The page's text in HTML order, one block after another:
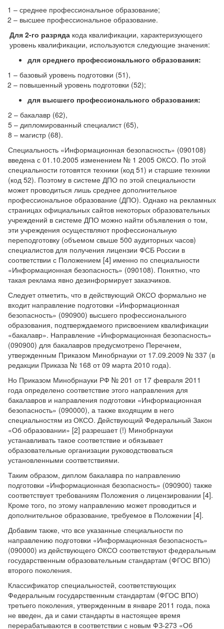
1 – среднее профессиональное образование;
2 – высшее профессиональное образование.
Для 2-го разряда кода квалификации, характеризующего
уровень квалификации, используются следующие значения:
для среднего профессионального образования:
1 – базовый уровень подготовки (51),
2 – повышенный уровень подготовки (52);
для высшего профессионального образования:
2 – бакалавр (62),
5 – дипломированный специалист (65),
8 – магистр (68).
Специальность «Информационная безопасность» (090108)
введена с 01.10.2005 изменением № 1 2005 ОКСО. По этой
специальности готовятся техники (код 51) и старшие техники
(код 52). Поэтому в системе ДПО по этой специальности
может проводиться лишь среднее дополнительное
профессиональное образование (ДПО). Однако на рекламных
страницах официальных сайтов некоторых образовательных
учреждений в системе ДПО можно найти объявления о том,
эти учреждения осуществляют профессиональную
переподготовку (объемом свыше 500 аудиторных часов)
специалистов для получения лицензии ФСБ России в
соответствии с Положением [4] именно по специальности
«Информационная безопасность» (090108). Понятно, что
такая реклама явно дезинформирует заказчиков.
Следует отметить, что в действующий ОКСО формально не
входит направление подготовки «Информационная
безопасность» (090900) высшего профессионального
образования, подтверждаемого присвоением квалификации
«бакалавр». Направление «Информационная безопасность»
(090900) для бакалавров предусмотрено Перечнем,
утвержденным Приказом Минобрнауки от 17.09.2009 № 337 (в
редакции Приказа № 168 от 09 марта 2010 года).
Но Приказом Минобрнауки РФ № 201 от 17 февраля 2011
года определено соответствие этого направления для
бакалавров и направления подготовки «Информационная
безопасность» (090000), а также входящим в него
специальностям из ОКСО. Действующий Федеральный Закон
«Об образовании» [2] разрешает (!) Минобрнауки
устанавливать такое соответствие и обязывает
образовательные организации руководствоваться
установленными соответствиями.
Таким образом, диплом бакалавра по направлению
подготовки «Информационная безопасность» (090900) также
соответствует требованиям Положения о лицензировании [4].
Кроме того, по этому направлению может проводиться и
дополнительное образование, требуемое в Положении [4].
Добавим также, что все указанные специальности по
направлению подготовки «Информационная безопасность»
(090000) из действующего ОКСО соответствуют федеральным
государственным образовательным стандартам (ФГОС ВПО)
второго поколения.
Классификатор специальностей, соответствующих
Федеральным государственным стандартам (ФГОС ВПО)
третьего поколения, утвержденным в январе 2011 года, пока
не введен, да и сами стандарты в настоящее время
перерабатываются в соответствии с новым ФЗ-273 «Об